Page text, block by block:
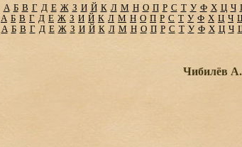
А Б В Г Д Е Ж З И Й К Л М Н О П Р С Т У Ф Х Ц Ч
А Б В Г Д Е Ж З И Й К Л М Н О П Р С Т У Ф Х Ц Ч
А Б В Г Д Е Ж З И Й К Л М Н О П Р С Т У Ф Х Ц Ч
Чибилёв